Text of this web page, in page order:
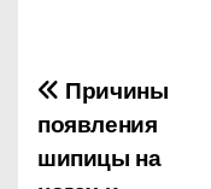
Н
а
Причины
появления
шипицы на